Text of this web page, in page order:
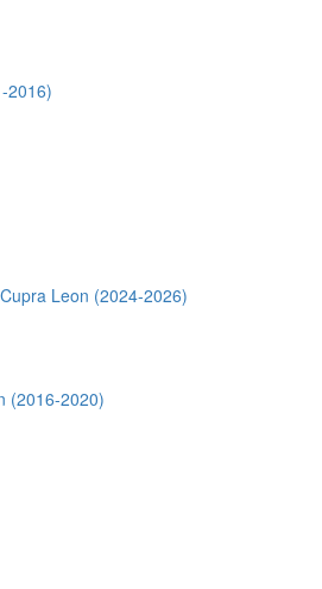
2016)
Cupra Leon (2024-2026)
(2016-2020)